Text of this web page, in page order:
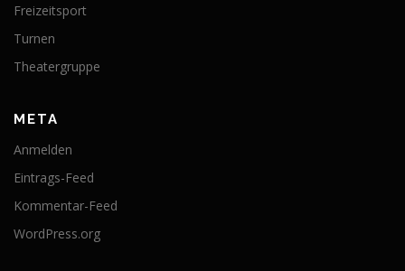
Freizeitsport
Turnen
Theatergruppe
META
Anmelden
Eintrags-Feed
Kommentar-Feed
WordPress.org